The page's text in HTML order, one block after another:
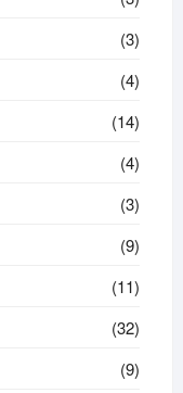
(3)
(4)
(14)
(4)
(3)
(9)
(11)
(32)
(9)